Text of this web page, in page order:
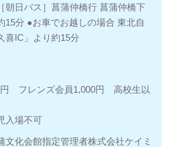
朝日バス］菖蒲仲橋行 菖蒲仲橋下
分 ●お車でお越しの場合 東北自
喜IC」より約15分
円 フレンズ会員1,000円 高校生以
入場不可
文化会館指定管理者株式会社ケイミ